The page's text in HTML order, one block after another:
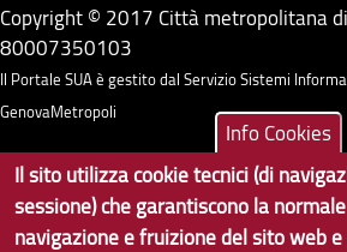
Copyright © 2017 Città metropolitana di
80007350103
Il Portale SUA è gestito dal Servizio Sistemi
GenovaMetropoli
Info Cookies
Il sito utilizza cookie tecnici (di
sessione) che garantiscono la normale
navigazione e fruizione del sito web e